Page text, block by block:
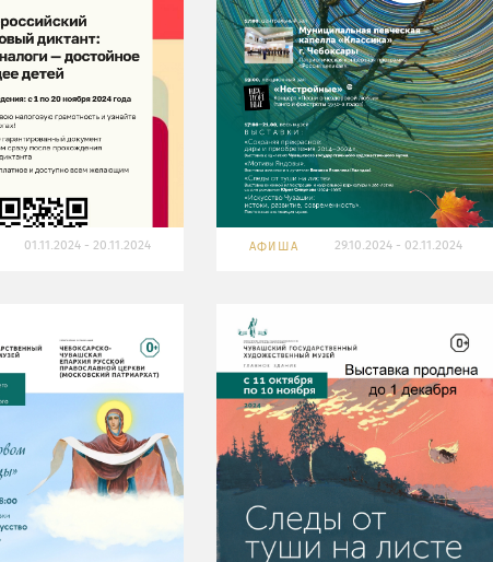
01.11.2024 - 20.11.2024 29.10.2024 - 02.11.2024
АФИША